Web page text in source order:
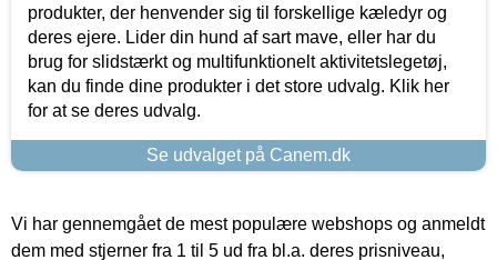
produkter, der henvender sig til forskellige kæledyr og
deres ejere. Lider din hund af sart mave, eller har du
brug for slidstærkt og multifunktionelt aktivitetslegetøj,
kan du finde dine produkter i det store udvalg. Klik her
for at se deres udvalg.
Se udvalget på Canem.dk
Vi har gennemgået de mest populære webshops og anmeldt
dem med stjerner fra 1 til 5 ud fra bl.a. deres prisniveau,